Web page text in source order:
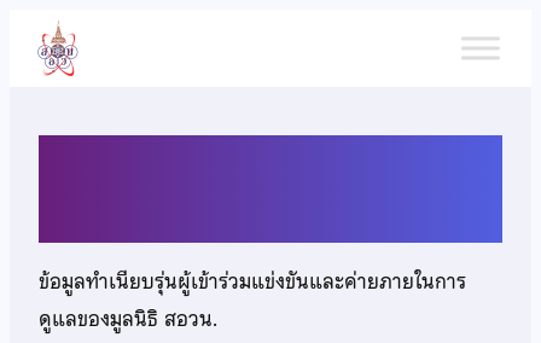
เนื้อหา
ข้อมูลทำเนียบรุ่นผู้เข้าร่วมแข่งขันและค่ายภายในการ
ดูแลของมูลนิธิ สอวน.